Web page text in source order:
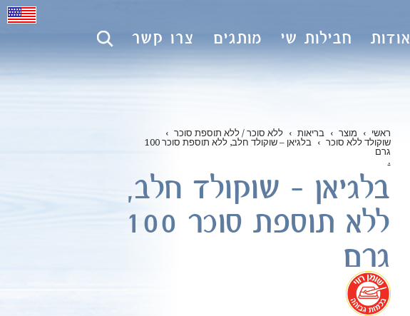
אודות חבילות שי מותגים צרו קשר
ראשי › מוצר › בריאות › ללא סוכר / ללא תוספת סוכר ›
שוקולד ללא סוכר ›
בלגיאן – שוקולד חלב, ללא תוספת סוכר 100
גרם
.
בלגיאן – שוקולד חלב,
ללא תוספת סוכר 100
גרם
.